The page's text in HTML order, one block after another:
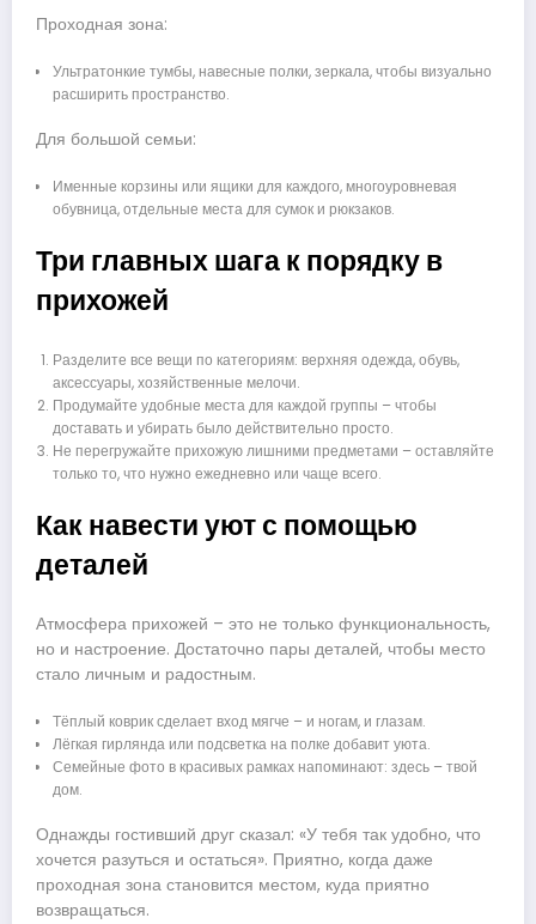
Проходная зона:
Ультратонкие тумбы, навесные полки, зеркала, чтобы визуально
расширить пространство.
Для большой семьи:
Именные корзины или ящики для каждого, многоуровневая
обувница, отдельные места для сумок и рюкзаков.
Три главных шага к порядку в
прихожей
Разделите все вещи по категориям: верхняя одежда, обувь,
аксессуары, хозяйственные мелочи.
Продумайте удобные места для каждой группы – чтобы
доставать и убирать было действительно просто.
Не перегружайте прихожую лишними предметами – оставляйте
только то, что нужно ежедневно или чаще всего.
Как навести уют с помощью
деталей
Атмосфера прихожей – это не только функциональность,
но и настроение. Достаточно пары деталей, чтобы место
стало личным и радостным.
Тёплый коврик сделает вход мягче – и ногам, и глазам.
Лёгкая гирлянда или подсветка на полке добавит уюта.
Семейные фото в красивых рамках напоминают: здесь – твой
дом.
Однажды гостивший друг сказал: «У тебя так удобно, что
хочется разуться и остаться». Приятно, когда даже
проходная зона становится местом, куда приятно
возвращаться.